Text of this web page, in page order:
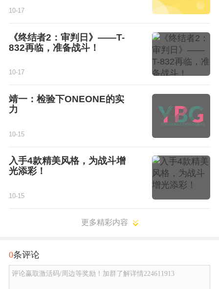
10-17
《终结者2：审判日》——T-
832再临，准备战斗！
10-17
靖一：检验下ONEONE的实
力
10-15
入手4款精美风格，为战斗增
光添彩！
10-15
更多精彩内容
0条评论
评论赢取激活码/周边等奖励！加群了解详情224611913